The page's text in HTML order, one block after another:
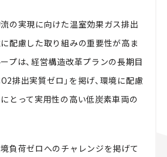
の実現に向けた温室効果ガス排出
配慮した取り組みの重要性が高ま
プは、経営構造改革プランの長期目
排出実質ゼロ」を掲げ、環境に配慮
とって実用性の高い低炭素車両の
負荷ゼロへのチャレンジを掲げて